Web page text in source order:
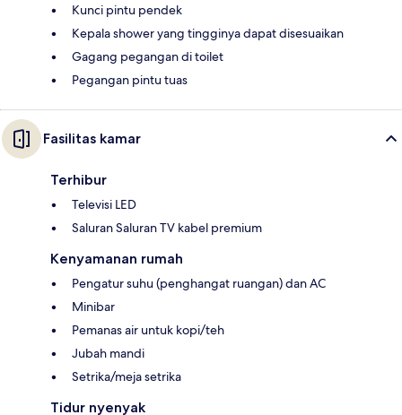
Kunci pintu pendek
Kepala shower yang tingginya dapat disesuaikan
Gagang pegangan di toilet
Pegangan pintu tuas
Fasilitas kamar
Terhibur
Televisi LED
Saluran Saluran TV kabel premium
Kenyamanan rumah
Pengatur suhu (penghangat ruangan) dan AC
Minibar
Pemanas air untuk kopi/teh
Jubah mandi
Setrika/meja setrika
Tidur nyenyak